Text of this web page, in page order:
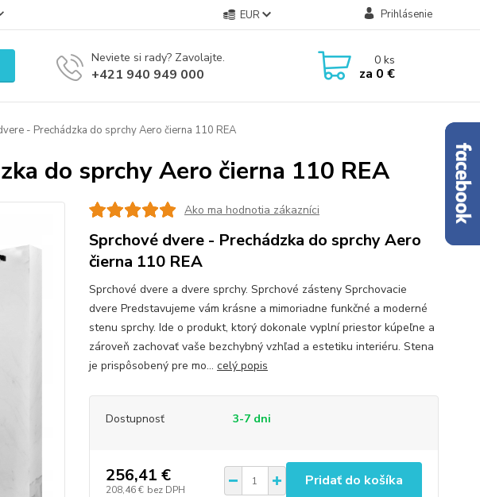
EUR Prihlásenie
Neviete si rady? Zavolajte.
+421 940 949 000
0ks
za 0 €
- Prechádzka do sprchy Aero čierna 110 REA
do sprchy Aero čierna 110 REA
Ako ma hodnotia zákazníci
Sprchové dvere - Prechádzka do sprchy Aero
čierna 110 REA
Sprchové dvere a dvere sprchy. Sprchové zásteny Sprchovacie
dvere Predstavujeme vám krásne a mimoriadne funkčné a moderné
stenu sprchy. Ide o produkt, ktorý dokonale vyplní priestor kúpeľne a
zároveň zachovať vaše bezchybný vzhľad a estetiku interiéru. Stena
je prispôsobený pre mo... celý popis
Dostupnosť 3-7 dni
256,41 €
208,46 € bez DPH
Pridať do košíka